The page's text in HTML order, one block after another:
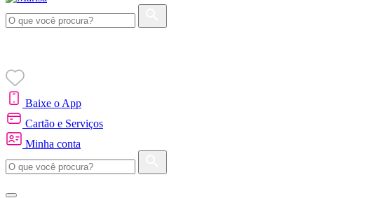
Baixe o App
Cartão e Serviços
Minha conta